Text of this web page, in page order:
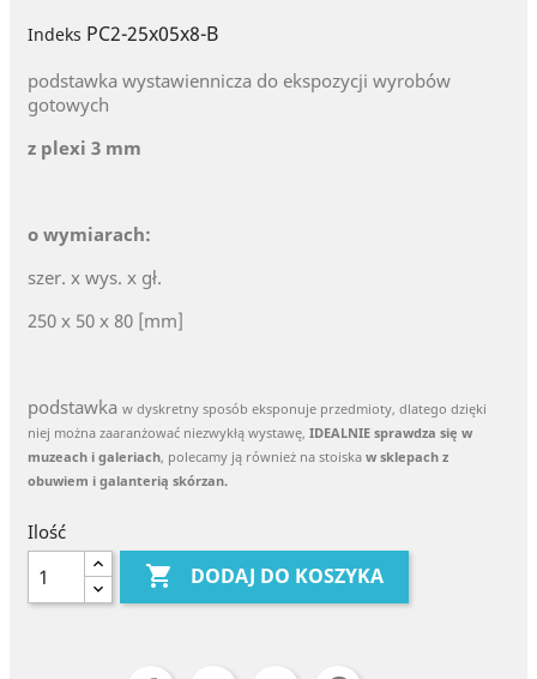
Indeks PC2-25x05x8-B
podstawka wystawiennicza do ekspozycji wyrobów
gotowych
z plexi 3 mm
o wymiarach:
szer. x wys. x gł.
250 x 50 x 80 [mm]
podstawka w dyskretny sposób eksponuje przedmioty, dlatego dzięki
niej można zaaranżować niezwykłą wystawę, IDEALNIE sprawdza się w
muzeach i galeriach, polecamy ją również na stoiska w sklepach z
obuwiem i galanterią skórzan.
Ilość
 DODAJ DO KOSZYKA